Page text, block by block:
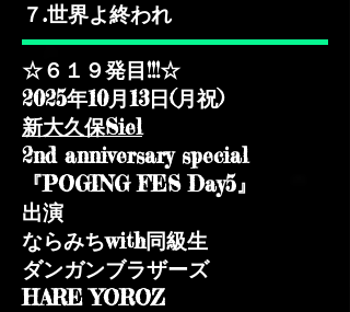
７.世界よ終われ
☆６１９発目!!!☆
2025年10月13日(月祝)​
新大久保Siel
2nd anniversary special
『POGING FES Day5』
出演
ならみちwith同級生
ダンガンブラザーズ
HARE YOROZ